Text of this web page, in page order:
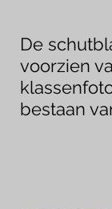
De
voorzien
bestaan